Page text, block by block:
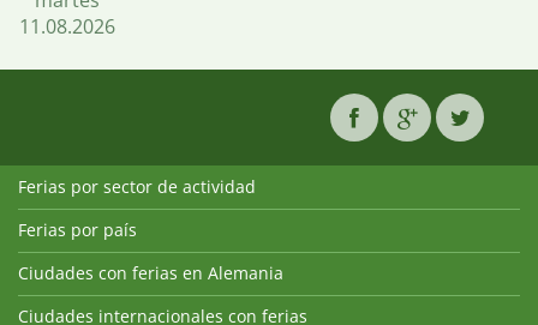
11.08.2026
Ferias por sector de actividad
Ferias por país
Ciudades con ferias en Alemania
Ciudades internacionales con ferias